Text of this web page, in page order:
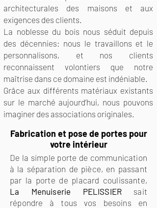
architecturales des maisons et aux
exigences des clients.
La noblesse du bois nous séduit depuis
des décennies: nous le travaillons et le
personnalisons, et nos clients
reconnaissent volontiers que notre
maîtrise dans ce domaine est indéniable.
Grâce aux différents matériaux existants
sur le marché aujourd’hui, nous pouvons
imaginer des associations originales.
Fabrication et pose de portes pour
votre intérieur
De la simple porte de communication
à la séparation de pièce, en passant
par la porte de placard coulissante,
La Menuiserie PELISSIER sait
répondre à tous vos besoins en